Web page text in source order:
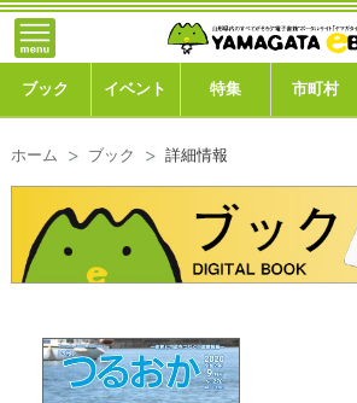
ブック イベント 特集 市町村
ホーム ブック 詳細情報
トップ
ブック
市町村
このサイトについて
}; -->